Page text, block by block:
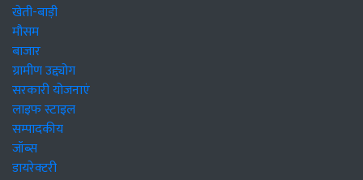
खेती-बाड़ी
मौसम
बाजार
ग्रामीण उद्द्योग
सरकारी योजनाएं
लाइफ स्टाइल
सम्पादकीय
जॉब्स
डायरेक्टरी